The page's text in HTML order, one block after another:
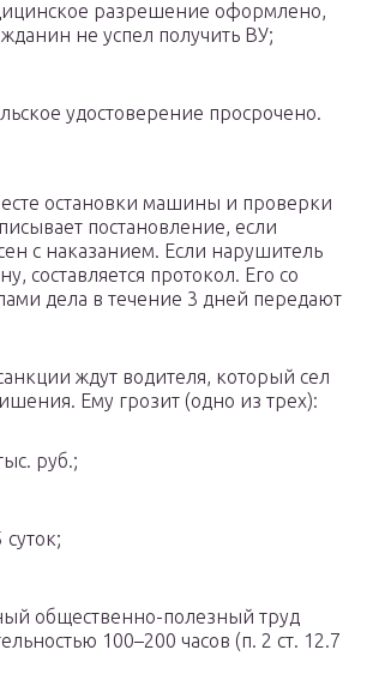
разрешение оформлено,
не успел получить ВУ;
удостоверение просрочено.
остановки машины и проверки
постановление, если
с наказанием. Если нарушитель
составляется протокол. Его со
дела в течение 3 дней передают
ждут водителя, который сел
Ему грозит (одно из трех):
руб.;
суток;
общественно-полезный труд
100–200 часов (п. 2 ст. 12.7